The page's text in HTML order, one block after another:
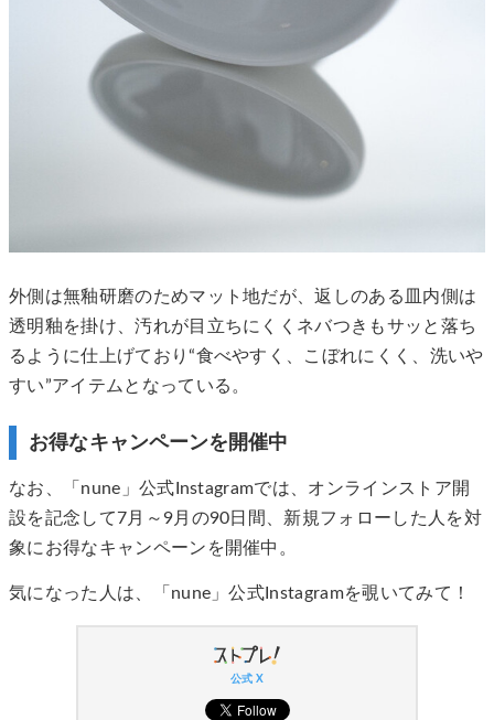
外側は無釉研磨のためマット地だが、返しのある皿内側は
透明釉を掛け、汚れが目立ちにくくネバつきもサッと落ち
るように仕上げており“食べやすく、こぼれにくく、洗いや
すい”アイテムとなっている。
お得なキャンペーンを開催中
なお、「nune」公式Instagramでは、オンラインストア開
設を記念して7月～9月の90日間、新規フォローした人を対
象にお得なキャンペーンを開催中。
気になった人は、「nune」公式Instagramを覗いてみて！
公式 X